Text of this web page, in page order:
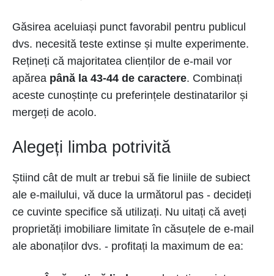
Găsirea aceluiași punct favorabil pentru publicul
dvs. necesită teste extinse și multe experimente.
Rețineți că majoritatea clienților de e-mail vor
apărea până la 43-44 de caractere. Combinați
aceste cunoștințe cu preferințele destinatarilor și
mergeți de acolo.
Alegeți limba potrivită
Știind cât de mult ar trebui să fie liniile de subiect
ale e-mailului, vă duce la următorul pas - decideți
ce cuvinte specifice să utilizați. Nu uitați că aveți
proprietăți imobiliare limitate în căsuțele de e-mail
ale abonaților dvs. - profitați la maximum de ea: